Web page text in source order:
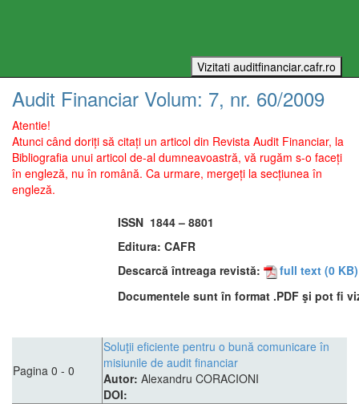
Audit Financiar Volum: 7, nr. 60/2009
Atentie!
Atunci când doriți să citați un articol din Revista Audit Financiar, la
Bibliografia unui articol de-al dumneavoastră, vă rugăm s-o faceți
în engleză, nu în română. Ca urmare, mergeți la secțiunea în
engleză.
ISSN 1844 – 8801
Editura: CAFR
Descarcă întreaga revistă:
full text (0 KB)
Documentele sunt în format .PDF şi pot fi
Pagina 0 - 0
Soluţii eficiente pentru o bună comunicare în
misiunile de audit financiar
Autor: Alexandru CORACIONI
DOI: